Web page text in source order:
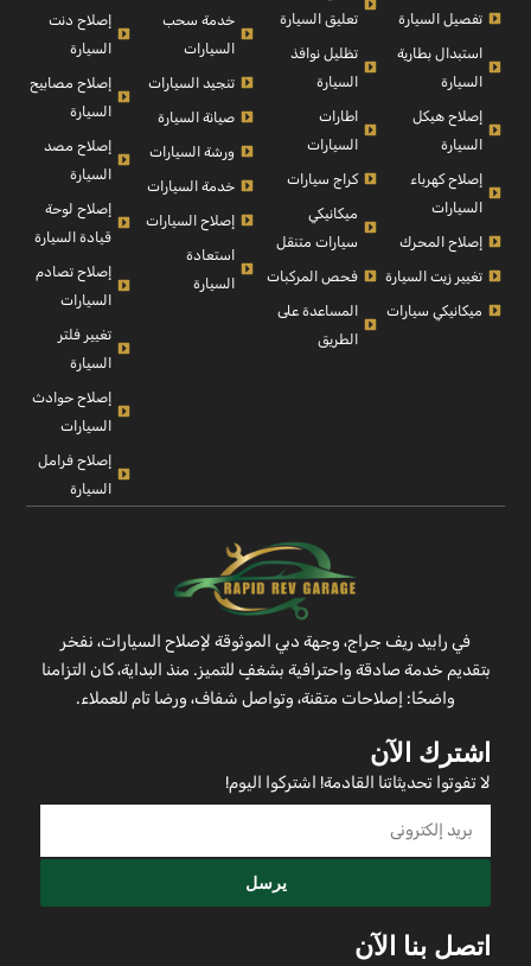
تفصيل السيارة
استبدال بطارية
السيارة
إصلاح هيكل
السيارة
إصلاح كهرباء
السيارات
إصلاح المحرك
تغيير زيت السيارة
ميكانيكي سيارات
تعليق السيارة
تظليل نوافذ
السيارة
اطارات
السيارات
كراج سيارات
ميكانيكي
سيارات متنقل
فحص المركبات
المساعدة على
الطريق
خدمة سحب
السيارات
تنجيد السيارات
صيانة السيارة
ورشة السيارات
خدمة السيارات
إصلاح السيارات
استعادة
السيارة
إصلاح دنت
السيارة
إصلاح مصابيح
السيارة
إصلاح مصد
السيارة
إصلاح لوحة
قيادة السيارة
إصلاح تصادم
السيارات
تغيير فلتر
السيارة
إصلاح حوادث
السيارات
إصلاح فرامل
السيارة
في رابيد ريف جراج، وجهة دبي الموثوقة لإصلاح السيارات، نفخر
بتقديم خدمة صادقة واحترافية بشغفٍ للتميز. منذ البداية، كان التزامنا
واضحًا: إصلاحات متقنة، وتواصل شفاف، ورضا تام للعملاء.
اشترك الآن
لا تفوتوا تحديثاتنا القادمة! اشتركوا اليوم!
يرسل
اتصل بنا الآن